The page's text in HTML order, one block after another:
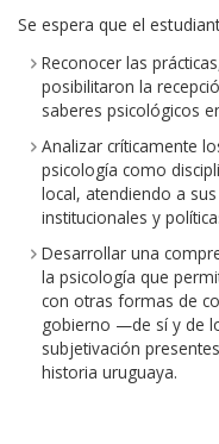
Se espera que el
Reconocer las
posibilitaron la
saberes psicológicos
Analizar críticamente
psicología como
local, atendiendo a
institucionales y
Desarrollar una
la psicología que
con otras formas de
gobierno —de sí y de
subjetivación
historia uruguaya.